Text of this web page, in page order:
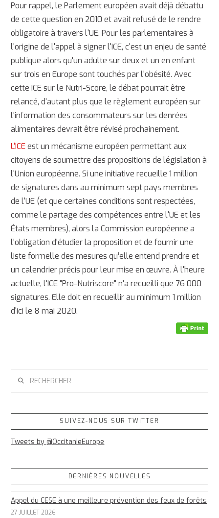
Pour rappel, le Parlement européen avait déjà débattu
de cette question en 2010 et avait refusé de le rendre
obligatoire à travers l'UE. Pour les parlementaires à
l'origine de l'appel à signer l'ICE, c'est un enjeu de santé
publique alors qu'un adulte sur deux et un en enfant
sur trois en Europe sont touchés par l'obésité. Avec
cette ICE sur le Nutri-Score, le débat pourrait être
relancé, d'autant plus que le règlement européen sur
l'information des consommateurs sur les denrées
alimentaires devrait être révisé prochainement.
L'ICEest un mécanisme européen permettant aux
citoyens de soumettre des propositions de législation à
l'Union européenne. Si une initiative recueille 1 million
de signatures dans au minimum sept pays membres
de l'UE (et que certaines conditions sont respectées,
comme le partage des compétences entre l'UE et les
États membres), alors la Commission européenne a
l'obligation d'étudier la proposition et de fournir une
liste formelle des mesures qu’elle entend prendre et
un calendrier précis pour leur mise en œuvre. À l'heure
actuelle, l'ICE "Pro-Nutriscore" n'a recueilli que 76 000
signatures. Elle doit en recueillir au minimum 1 million
d'ici le 8 mai 2020.
SUIVEZ-NOUS SUR TWITTER
Tweets by @OccitanieEurope
DERNIÈRES NOUVELLES
Appel du CESE à une meilleure prévention des feux de forêts
27 JUILLET 2026